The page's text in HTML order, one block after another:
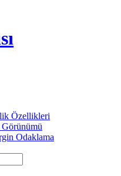
Özellikleri
Odaklama